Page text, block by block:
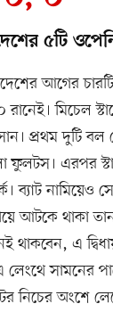
৫টি
আগের চারটি
মিচেল
প্রথম দুটি বল
ফুলটস। এরপর
ব্যাট নামিয়েও
আটকে থাকা
থাকবেন, এ
সামনের
নিচের অংশে